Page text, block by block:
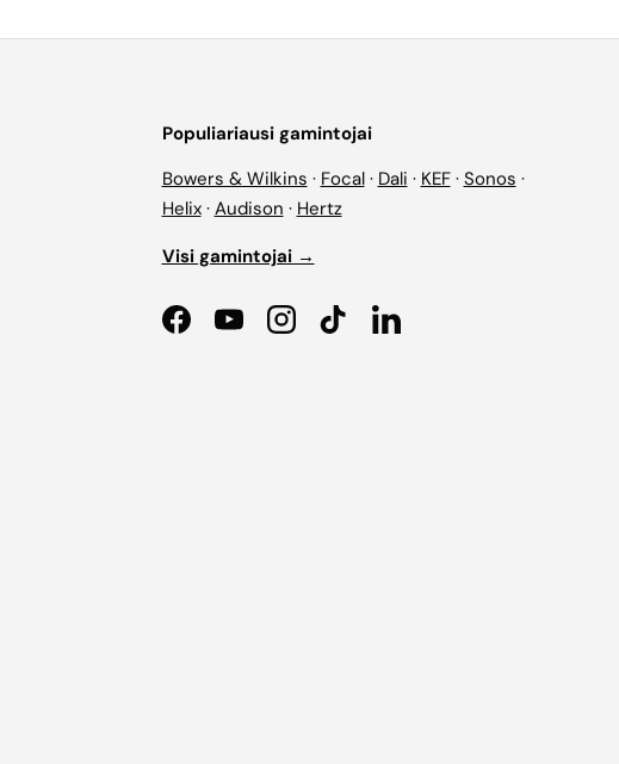
Populiariausi gamintojai
Bowers & Wilkins · Focal· Dali · KEF· Sonos ·
Helix· Audison · Hertz
Visi gamintojai →
FacebookYouTubeInstagramTikTokLinkedIn